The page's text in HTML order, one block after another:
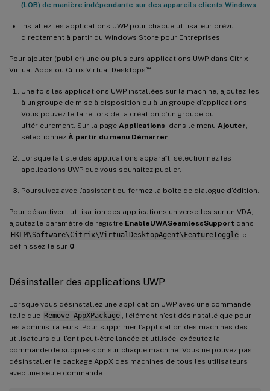
(LOB) de manière indépendante sur des appareils clients Windows.
Installez les applications UWP pour chaque utilisateur prévu
directement à partir du Windows Store pour Entreprises.
Pour ajouter (publier) une ou plusieurs applications UWP dans Citrix
Virtual Apps ou Citrix Virtual Desktops ™:
Une fois les applications UWP installées sur la machine, ajoutez-les
à un groupe de mise à disposition ou à un groupe d’applications.
Vous pouvez le faire lors de la création d’un groupe ou
ultérieurement. Sur la page Applications, dans le menu Ajouter,
sélectionnez À partir du menu Démarrer.
Lorsque la liste des applications apparaît, sélectionnez les
applications UWP que vous souhaitez publier.
Poursuivez avec l’assistant ou fermez la boîte de dialogue d’édition.
Pour désactiver l’utilisation des applications universelles sur un VDA,
ajoutez le paramètre de registre EnableUWASeamlessSupport dans
HKLM\Software\Citrix\VirtualDesktopAgent\FeatureToggle et
définissez-le sur 0.
Désinstaller des applications UWP
Lorsque vous désinstallez une application UWP avec une commande
telle que Remove-AppXPackage , l’élément n’est désinstallé que pour
les administrateurs. Pour supprimer l’application des machines des
utilisateurs qui l’ont peut-être lancée et utilisée, exécutez la
commande de suppression sur chaque machine. Vous ne pouvez pas
désinstaller le package AppX des machines de tous les utilisateurs
avec une seule commande.